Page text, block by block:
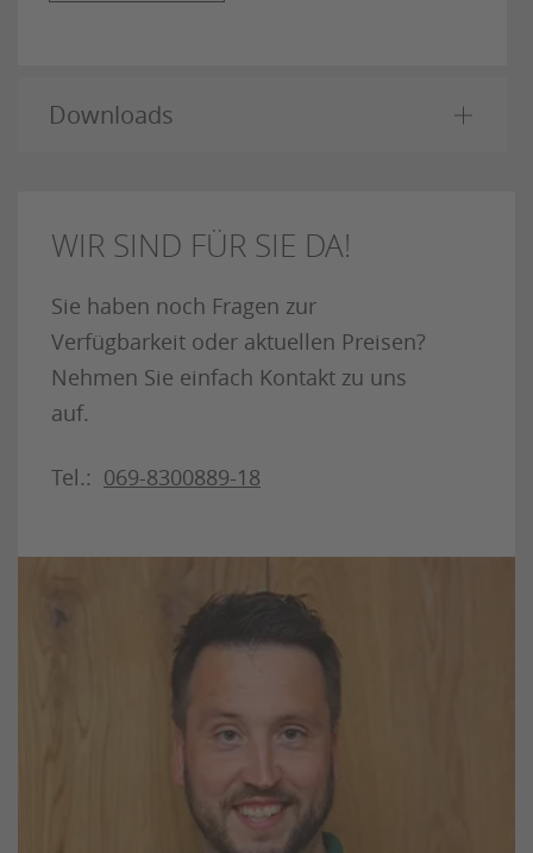
Downloads
WIR SIND FÜR SIE DA!
Sie haben noch Fragen zur
Verfügbarkeit oder aktuellen Preisen?
Nehmen Sie einfach Kontakt zu uns
auf.
Tel.: 069-8300889-18